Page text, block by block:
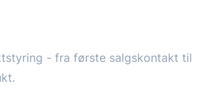
- fra første salgskontakt til